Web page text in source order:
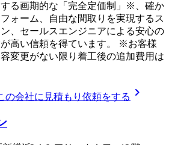
る画期的な「完全定価制」※、確か
ォーム、自由な間取りを実現するス
、セールスエンジニアによる安心の
高い信頼を得ています。 ※お客様
変更がない限り着工後の追加費用は
の会社に見積もり依頼をする chevron_right